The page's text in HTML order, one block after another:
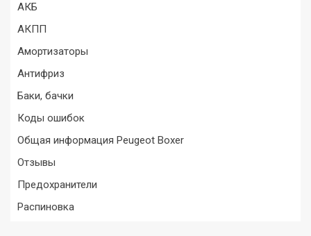
АКБ
АКПП
Амортизаторы
Антифриз
Баки, бачки
Коды ошибок
Общая информация Peugeot Boxer
Отзывы
Предохранители
Распиновка